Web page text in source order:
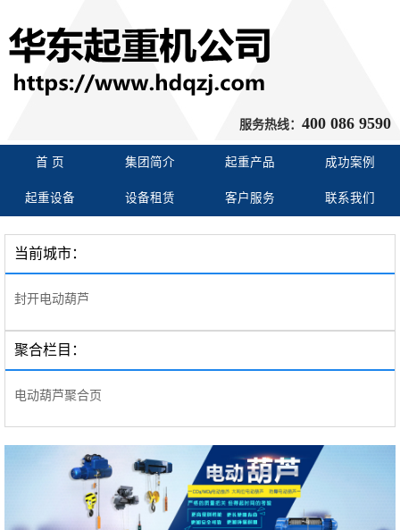
服务热线： 400 086 9590
首 页 集团简介 起重产品 成功案例
起重设备 设备租赁 客户服务 联系我们
当前城市：
封开电动葫芦
聚合栏目：
电动葫芦聚合页